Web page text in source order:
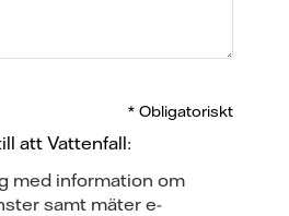
* Obligatoriskt
att Vattenfall:
med information om
samt mäter e-